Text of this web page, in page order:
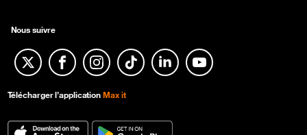
Nous suivre
Twitter FacebookInstagramTikTok Linkedin YouTube
Télécharger l’applicationMax it